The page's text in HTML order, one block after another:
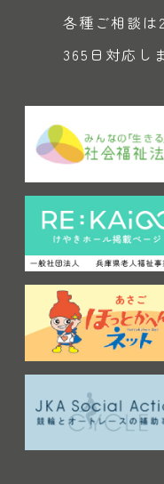
各種ご相談は
365日対応し